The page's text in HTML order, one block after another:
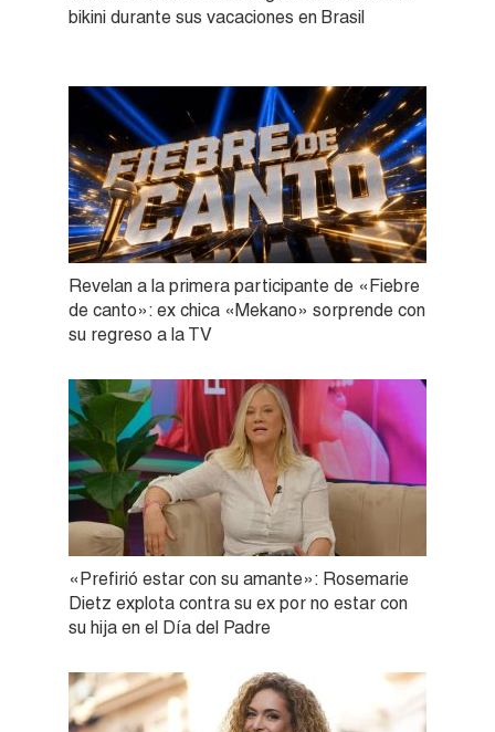
bikini durante sus vacaciones en Brasil
Revelan a la primera participante de «Fiebre
de canto»: ex chica «Mekano» sorprende con
su regreso a la TV
«Prefirió estar con su amante»: Rosemarie
Dietz explota contra su ex por no estar con
su hija en el Día del Padre